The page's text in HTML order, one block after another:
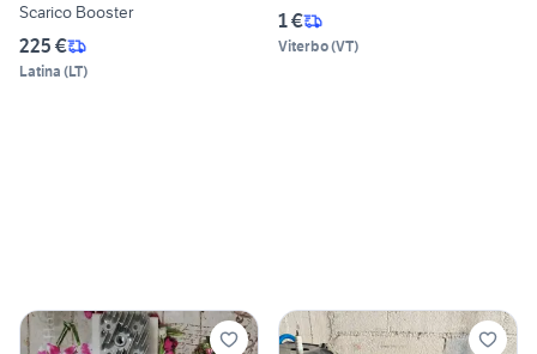
Scarico Booster
225 €
Latina (LT)
1 €
Viterbo(VT)